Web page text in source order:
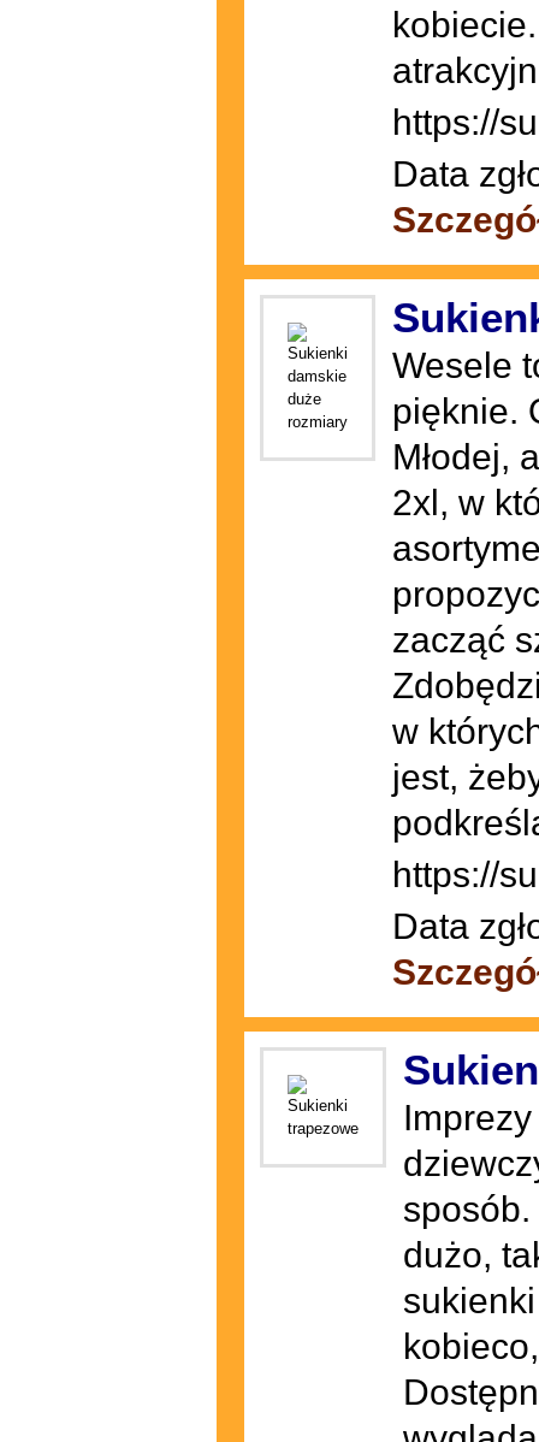
https://
Data
Wesele
pięknie.
Młodej,
2xl, w
zacząć
w
jest,
https://
Data
dużo,